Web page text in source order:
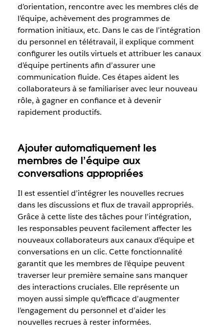
d’orientation, rencontre avec les membres clés de
l’équipe, achèvement des programmes de
formation initiaux, etc. Dans le cas de l’intégration
du personnel en télétravail, il explique comment
configurer les outils virtuels et attribuer les canaux
d’équipe pertinents afin d’assurer une
communication fluide. Ces étapes aident les
collaborateurs à se familiariser avec leur nouveau
rôle, à gagner en confiance et à devenir
rapidement productifs.
Ajouter automatiquement les
membres de l’équipe aux
conversations appropriées
Il est essentiel d’intégrer les nouvelles recrues
dans les discussions et flux de travail appropriés.
Grâce à cette liste des tâches pour l’intégration,
les responsables peuvent facilement affecter les
nouveaux collaborateurs aux canaux d’équipe et
conversations en un clic. Cette fonctionnalité
garantit que les membres de l’équipe peuvent
traverser leur première semaine sans manquer
des interactions cruciales. Elle représente un
moyen aussi simple qu’efficace d’augmenter
l’engagement du personnel et d’aider les
nouvelles recrues à rester informées.